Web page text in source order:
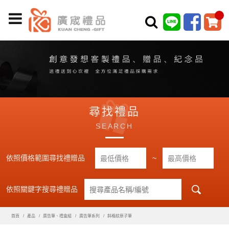
尋找禮品
SEARCH
依照價格範圍尋找禮贈品 ~
依照關鍵字搜尋禮贈品
首頁 產品 廣告筆、禮盒組 廣告筆系列 斜格紋原子筆